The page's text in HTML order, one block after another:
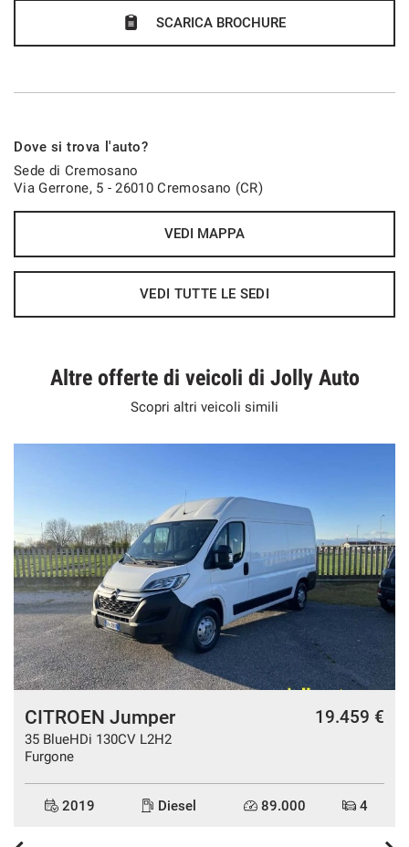
SCARICA BROCHURE
Dove si trova l'auto?
Sede di Cremosano
Via Gerrone, 5 - 26010 Cremosano (CR)
VEDI MAPPA
VEDI TUTTE LE SEDI
Altre offerte di veicoli di Jolly Auto
Scopri altri veicoli simili
CITROEN Jumper
35 BlueHDi 130CV L2H2
Furgone
19.459 €
2019 Diesel 89.000 4